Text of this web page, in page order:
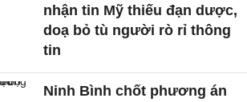
nhận tin Mỹ thiếu đạn dược,
doạ bỏ tù người rò rỉ thông
tin
Ninh Bình chốt phương án